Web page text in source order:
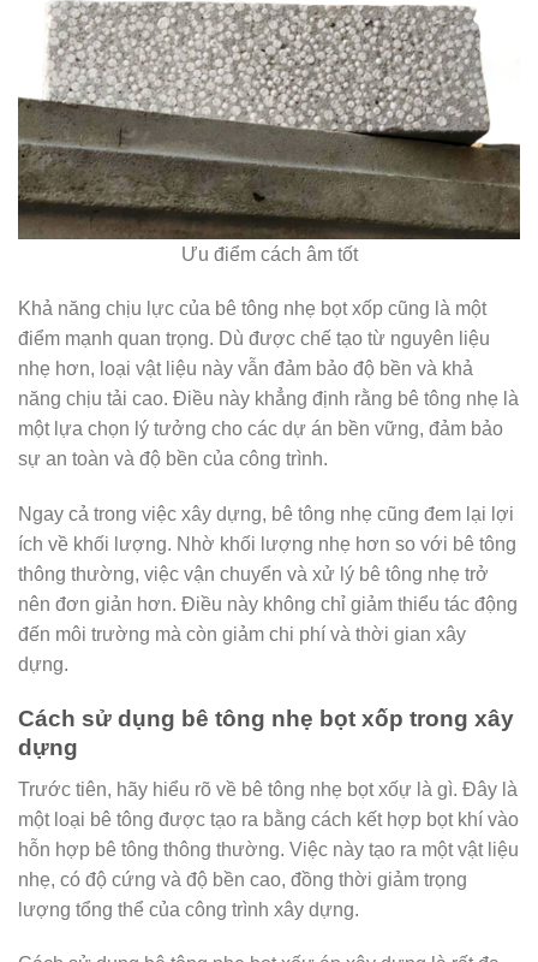
Ưu điểm cách âm tốt
Khả năng chịu lực của bê tông nhẹ bọt xốp cũng là một
điểm mạnh quan trọng. Dù được chế tạo từ nguyên liệu
nhẹ hơn, loại vật liệu này vẫn đảm bảo độ bền và khả
năng chịu tải cao. Điều này khẳng định rằng bê tông nhẹ là
một lựa chọn lý tưởng cho các dự án bền vững, đảm bảo
sự an toàn và độ bền của công trình.
Ngay cả trong việc xây dựng, bê tông nhẹ cũng đem lại lợi
ích về khối lượng. Nhờ khối lượng nhẹ hơn so với bê tông
thông thường, việc vận chuyển và xử lý bê tông nhẹ trở
nên đơn giản hơn. Điều này không chỉ giảm thiểu tác động
đến môi trường mà còn giảm chi phí và thời gian xây
dựng.
Cách sử dụng bê tông nhẹ bọt xốp trong xây
dựng
Trước tiên, hãy hiểu rõ về bê tông nhẹ bọt xốự là gì. Đây là
một loại bê tông được tạo ra bằng cách kết hợp bọt khí vào
hỗn hợp bê tông thông thường. Việc này tạo ra một vật liệu
nhẹ, có độ cứng và độ bền cao, đồng thời giảm trọng
lượng tổng thể của công trình xây dựng.